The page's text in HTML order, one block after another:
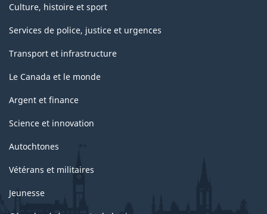
Culture, histoire et sport
Services de police, justice et urgences
Transport et infrastructure
Le Canada et le monde
Argent et finance
Science et innovation
Autochtones
Vétérans et militaires
Jeunesse